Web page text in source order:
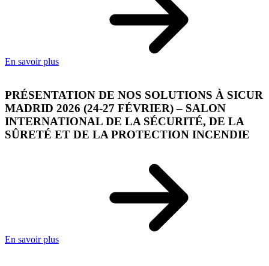
En savoir plus
PRÉSENTATION DE NOS SOLUTIONS À SICUR
MADRID 2026 (24-27 FÉVRIER) – SALON
INTERNATIONAL DE LA SÉCURITÉ, DE LA
SÛRETÉ ET DE LA PROTECTION INCENDIE
En savoir plus